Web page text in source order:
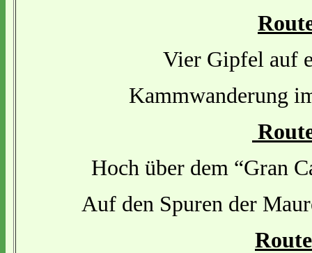
Vier Gipfel auf
Kammwanderung
Hoch über dem “Gran
Auf den Spuren der